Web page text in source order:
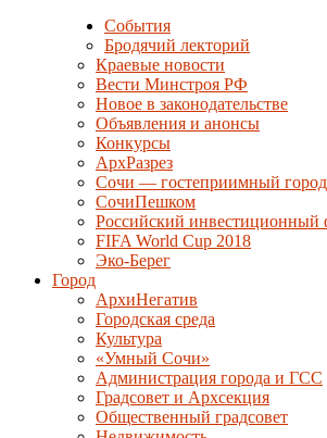
События
Бродячий лекторий
Краевые новости
Вести Минстроя РФ
Новое в законодательстве
Объявления и анонсы
Конкурсы
АрхРазрез
Сочи — гостеприимный город
СочиПешком
Российский инвестиционный
FIFA World Cup 2018
Эко-Берег
Город
АрхиНегатив
Городская среда
Культура
«Умный Сочи»
Администрация города и ГСС
Градсовет и Архсекция
Общественный градсовет